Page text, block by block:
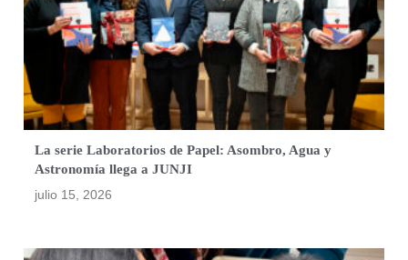
La serie Laboratorios de Papel: Asombro, Agua y
Astronomía llega a JUNJI
julio 15, 2026